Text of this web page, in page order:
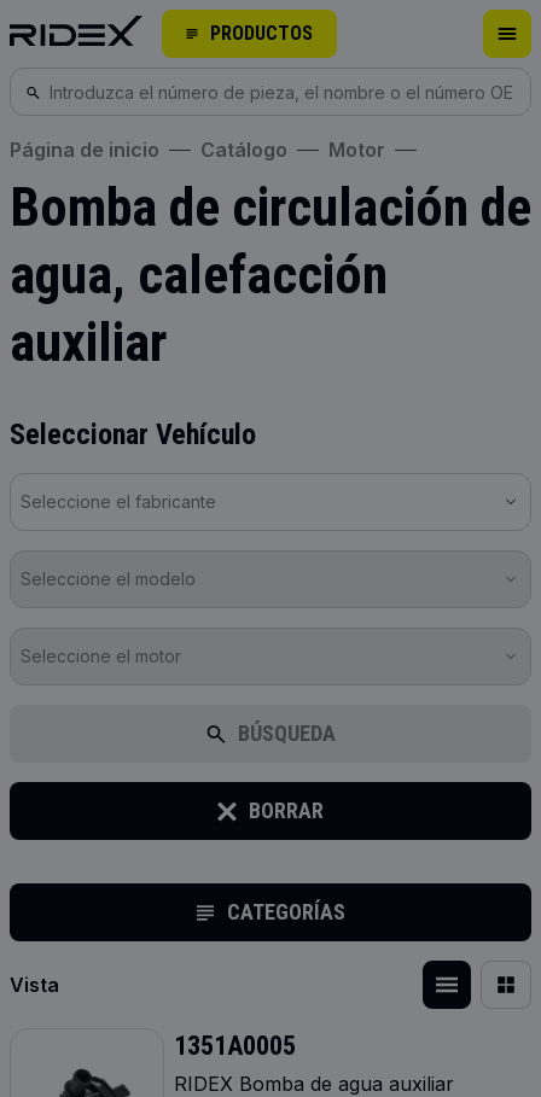
PRODUCTOS
Página de inicio Catálogo Motor
Bomba de circulación de
agua, calefacción
auxiliar
Seleccionar Vehículo
Seleccione el fabricante
Seleccione el modelo
Seleccione el motor
BÚSQUEDA
BORRAR
CATEGORÍAS
Vista
1351A0005
RIDEX Bomba de agua auxiliar